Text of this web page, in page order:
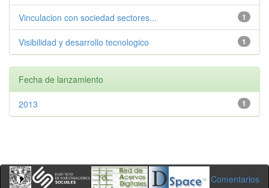
1
Vinculacion con sociedad sectores...
1
Visibilidad y desarrollo tecnologico
Fecha de lanzamiento
1
2013
Comentarios